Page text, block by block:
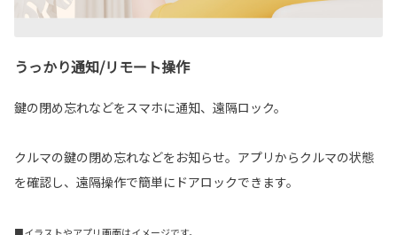
うっかり通知/リモート操作
鍵の閉め忘れなどをスマホに通知、遠隔ロック。
クルマの鍵の閉め忘れなどをお知らせ。アプリからクルマの状態
を確認し、遠隔操作で簡単にドアロックできます。